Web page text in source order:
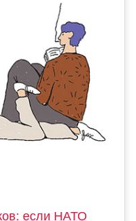
если НАТО